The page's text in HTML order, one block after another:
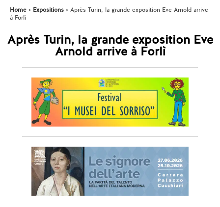
Home Expositions
Après Turin, la grande exposition Eve Arnold arrive
à Forlì
Après Turin, la grande exposition Eve
Arnold arrive à Forlì